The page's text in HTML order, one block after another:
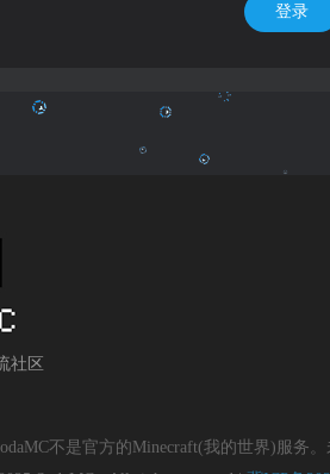
登录
社区
不是官方的Minecraft(我的世界)服务